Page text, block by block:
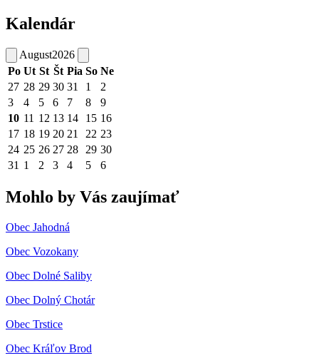
Kalendár
August2026
Po Ut St Št Pia So Ne
27 28 29 30 31 1
2
3
4 5 6 7 8
9
10 11 12 13 14 15 16
17 18 19 20 21 22 23
24 25 26 27 28 29 30
31 1 2 3 4 5 6
Mohlo by Vás zaujímať
Obec Jahodná
Obec Vozokany
Obec Dolné Saliby
Obec Dolný Chotár
Obec Trstice
Obec Kráľov Brod